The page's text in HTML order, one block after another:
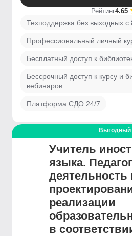
Рейтинг4.65
Техподдержка без выходных с
Профессиональный личный
Бесплатный доступ к
Бессрочный доступ к курсу и
вебинаров
Платформа СДО 24/7
Выгодный
Учитель
языка.
деятельность
реализации
в